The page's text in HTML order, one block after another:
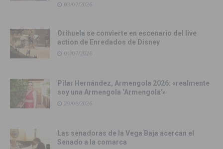
03/07/2026
Orihuela se convierte en escenario del live
action de Enredados de Disney
01/07/2026
Pilar Hernández, Armengola 2026: «realmente
soy una Armengola ‘Armengola'»
29/06/2026
Las senadoras de la Vega Baja acercan el
Senado a la comarca